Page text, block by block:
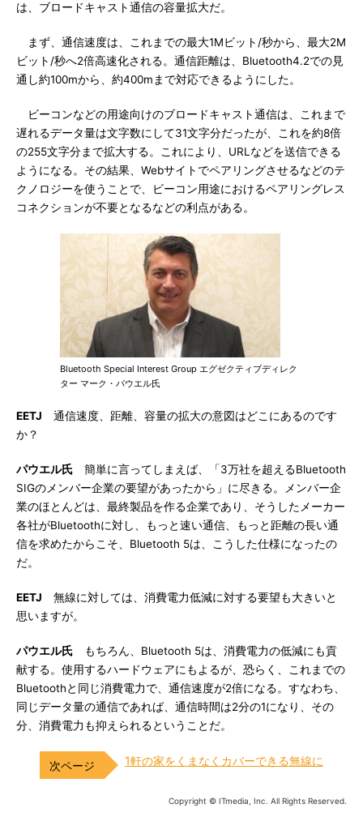
は、ブロードキャスト通信の容量拡大だ。
まず、通信速度は、これまでの最大1Mビット/秒から、最大2M
ビット/秒へ2倍高速化される。通信距離は、Bluetooth4.2での見
通し約100mから、約400mまで対応できるようにした。
ビーコンなどの用途向けのブロードキャスト通信は、これまで
遅れるデータ量は文字数にして31文字分だったが、これを約8倍
の255文字分まで拡大する。これにより、URLなどを送信できる
ようになる。その結果、Webサイトでペアリングさせるなどのテ
クノロジーを使うことで、ビーコン用途におけるペアリングレス
コネクションが不要となるなどの利点がある。
Bluetooth Special Interest Group エグゼクティブディレク
ター マーク・パウエル氏
EETJ 通信速度、距離、容量の拡大の意図はどこにあるのです
か？
パウエル氏 簡単に言ってしまえば、「3万社を超えるBluetooth
SIGのメンバー企業の要望があったから」に尽きる。メンバー企
業のほとんどは、最終製品を作る企業であり、そうしたメーカー
各社がBluetoothに対し、もっと速い通信、もっと距離の長い通
信を求めたからこそ、Bluetooth 5は、こうした仕様になったの
だ。
EETJ 無線に対しては、消費電力低減に対する要望も大きいと
思いますが。
パウエル氏 もちろん、Bluetooth 5は、消費電力の低減にも貢
献する。使用するハードウェアにもよるが、恐らく、これまでの
Bluetoothと同じ消費電力で、通信速度が2倍になる。すなわち、
同じデータ量の通信であれば、通信時間は2分の1になり、その
分、消費電力も抑えられるということだ。
1軒の家をくまなくカバーできる無線に
Copyright © ITmedia, Inc. All Rights Reserved.